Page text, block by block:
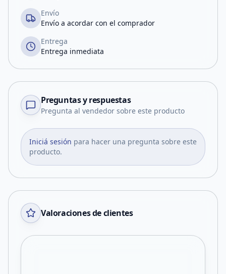
Envío
Envío a acordar con el comprador
Entrega
Entrega inmediata
Preguntas y respuestas
Pregunta al vendedor sobre este producto
Iniciá sesión para hacer una pregunta sobre este
producto.
Valoraciones de clientes